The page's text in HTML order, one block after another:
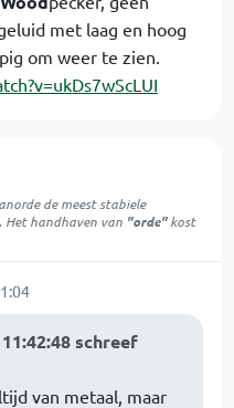
met laag en hoog
om weer te zien.
de meest stabiele
Het handhaven van "orde"kost
schreef
van metaal, maar